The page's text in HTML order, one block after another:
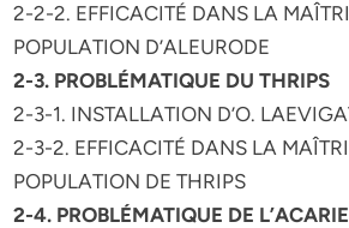
2-2-2. EFFICACITÉ DANS LA
POPULATION D’ALEURODE
2-3. PROBLÉMATIQUE DU THRIPS
2-3-1. INSTALLATION D’O.
2-3-2. EFFICACITÉ DANS LA
POPULATION DE THRIPS
2-4. PROBLÉMATIQUE DE